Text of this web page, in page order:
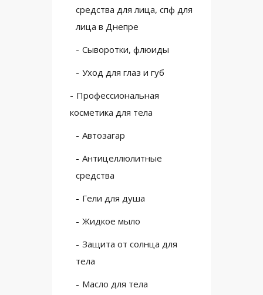
средства для лица, спф для
лица в Днепре
Сыворотки, флюиды
Уход для глаз и губ
Профессиональная
косметика для тела
Автозагар
Антицеллюлитные
средства
Гели для душа
Жидкое мыло
Защита от солнца для
тела
Масло для тела